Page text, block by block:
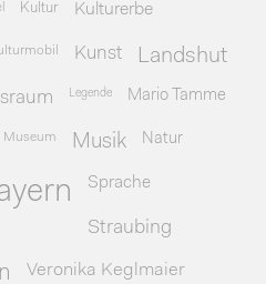
Kultur Kulturerbe
Kunst Landshut
Legende Mario Tamme
Museum Musik Natur
Sprache
Straubing
Veronika Keglmaier